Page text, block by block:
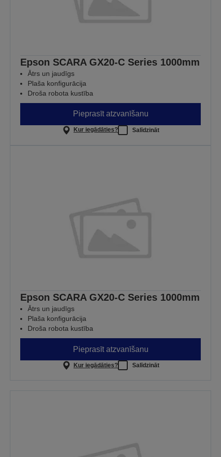
Epson SCARA GX20-C Series 1000mm
Ātrs un jaudīgs
Plaša konfigurācija
Droša robota kustība
Pieprasīt atzvanīšanu
Kur iegādāties? Salīdzināt
Epson SCARA GX20-C Series 1000mm
Ātrs un jaudīgs
Plaša konfigurācija
Droša robota kustība
Pieprasīt atzvanīšanu
Kur iegādāties? Salīdzināt